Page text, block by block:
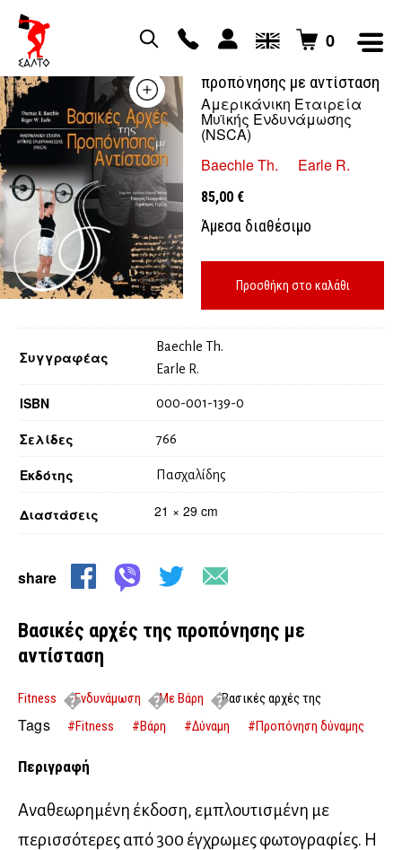
0
προπόνησης με αντίσταση
Αμερικάνικη Εταιρεία
Μυϊκής Ενδυνάμωσης
(NSCA)
Baechle Th.
Earle R.
85,00 €
Άμεσα διαθέσιμο
Προσθήκη στο καλάθι
Διαστάσεις 21 × 29 cm
Συγγραφέας
Baechle Th.
Earle R.
ISBN 000-001-139-0
Σελίδες 766
Εκδότης Πασχαλίδης
share
Βασικές αρχές της προπόνησης με
αντίσταση
Fitness Ενδυνάμωση Με Βάρη
Βασικές αρχές της
προπόνησης με αντίσταση
Tags #Fitness #Βάρη #Δύναμη #Προπόνηση δύναμης
Περιγραφή
Αναθεωρημένη έκδοση, εμπλουτισμένη με
περισσότερες από 300 έγχρωμες φωτογραφίες. Η